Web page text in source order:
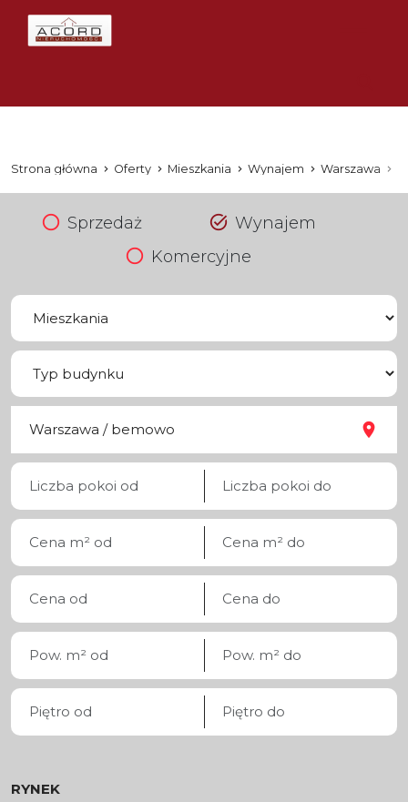
Strona główna Oferty Mieszkania Wynajem Warszawa
Sprzedaż
Wynajem
Komercyjne
RYNEK